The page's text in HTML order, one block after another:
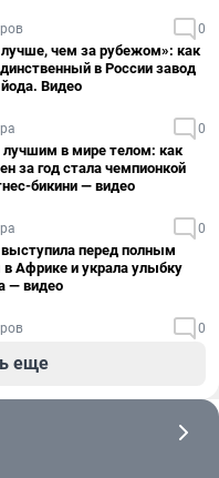
0
лучше, чем за рубежом»: как
в России завод
Видео
0
в мире телом: как
за год стала чемпионкой
бикини — видео
0
выступила перед полным
Африке и украла улыбку
— видео
0
еще